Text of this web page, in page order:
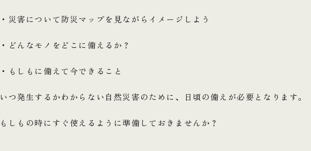
・災害について防災マップを見ながらイメージしよう
・どんなモノをどこに備えるか？
・もしもに備えて今できること
いつ発生するかわからない自然災害のために、日頃の備えが必要となります。
もしもの時にすぐ使えるように準備しておきませんか？